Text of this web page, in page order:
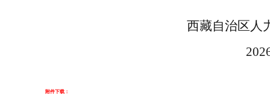
西藏自治区人
附件下载：